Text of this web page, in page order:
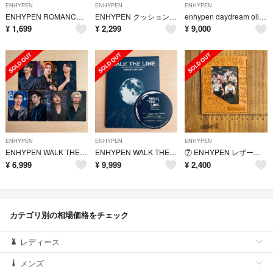
ENHYPEN
ENHYPEN ROMANCE UNTOLD ENGENE 未開封 2枚セット
¥ 1,699
ENHYPEN
ENHYPEN クッションキーリング ジェイク ENCHIN
¥ 2,299
ENHYPEN
enhypen daydream olive youngラキドロ7枚コンプセット
¥ 9,000
ENHYPEN
ENHYPEN WALK THE LINE トレカセット
¥ 6,999
ENHYPEN
ENHYPEN WALK THE LINE デジタルコード
¥ 9,999
ENHYPEN
⑦ ENHYPEN レザートレカケース
¥ 2,400
カテゴリ別の相場価格をチェック
レディース
メンズ